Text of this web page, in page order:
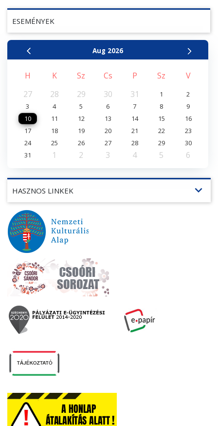
ESEMÉNYEK
Aug 2026
H K Sz Cs P Sz
V
27
28 29 30 31 1
2
3
4 5 6 7 8
9
10
11 12 13 14 15
16
17
18 19 20 21 22
23
24
25 26 27 28 29
30
31
1 2 3 4 5 6
HASZNOS LINKEK expand_more